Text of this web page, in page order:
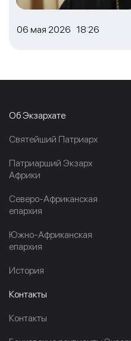
06 мая 2026 18:26
Об Экзархате
Cвятейший Патриарх
Патриарший Экзарх
Африки
Северо-Африканская
епархия
Южно-Африканская
епархия
История
Контакты
Контакты